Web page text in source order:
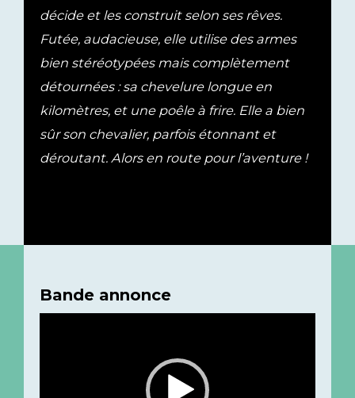
décide et les construit selon ses rêves.
Futée, audacieuse, elle utilise des armes
bien stéréotypées mais complètement
détournées : sa chevelure longue en
kilomètres, et une poêle à frire. Elle a bien
sûr son chevalier, parfois étonnant et
déroutant. Alors en route pour l’aventure !
Bande annonce